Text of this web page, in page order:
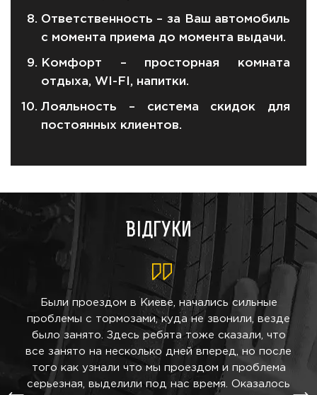
Ответственность – за Ваш автомобиль
с момента приема до момента выдачи.
Комфорт – просторная комната
отдыха, WI-FI, напитки.
Лояльность – система скидок для
постоянных клиентов.
Відгуки
Были проездом в Киеве, начались сильные
проблемы с тормозами, куда не звонили, везде
было занято. Здесь ребята тоже сказали, что
все занято на несколько дней вперед, но после
того как узнали что мы проездом и проблема
серьезная, выделили под нас время. Оказалось